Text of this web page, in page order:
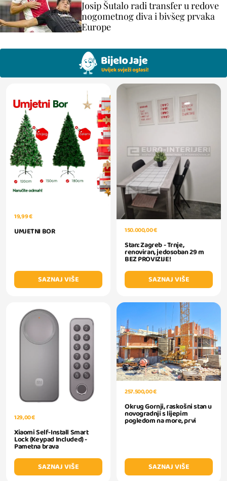
Josip Šutalo radi transfer u redove
nogometnog diva i bivšeg prvaka
Europe
19,99 €
UMJETNI BOR
SAZNAJ VIŠE
150.000,00 €
Stan: Zagreb - Trnje,
renoviran, jedosoban 29 m
BEZ PROVIZIJE!
SAZNAJ VIŠE
129,00 €
Xiaomi Self-Install Smart
Lock (Keypad Included) -
Pametna brava
SAZNAJ VIŠE
257.500,00 €
Okrug Gornji, raskošni stan u
novogradnji s lijepim
pogledom na more, prvi
SAZNAJ VIŠE